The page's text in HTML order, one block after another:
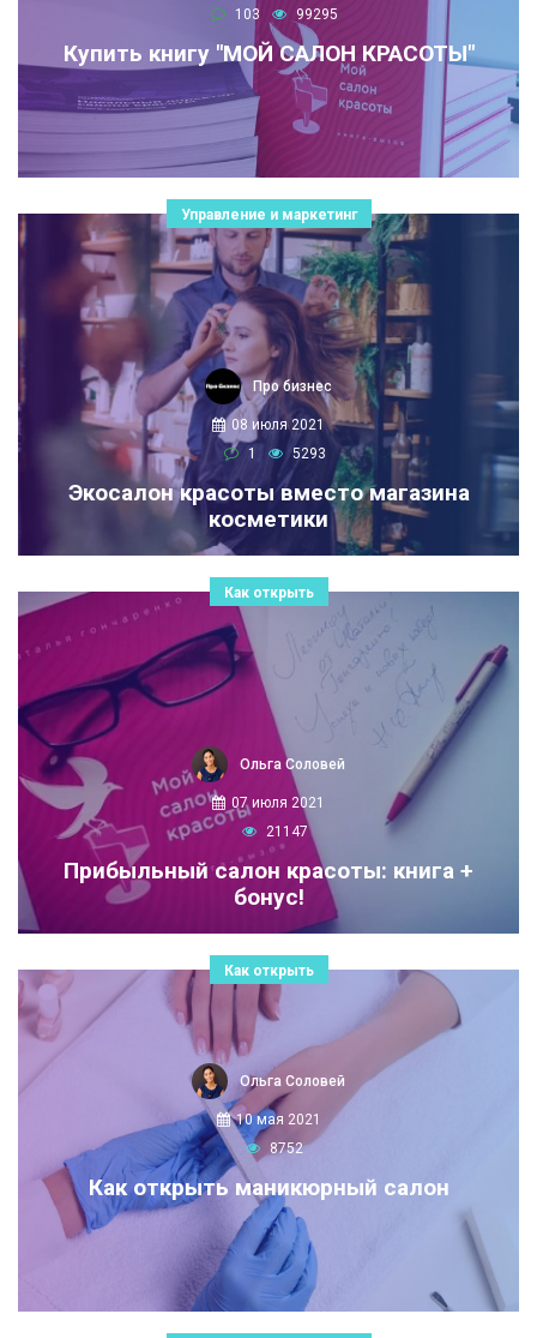
103 99295
Купить книгу "МОЙ САЛОН КРАСОТЫ"
Управление и маркетинг
Про бизнес
08 июля 2021
1
5293
Экосалон красоты вместо магазина
косметики
Как открыть
Ольга Соловей
07 июля 2021
21147
Прибыльный салон красоты: книга +
бонус!
Как открыть
Ольга Соловей
10 мая 2021
8752
Как открыть маникюрный салон